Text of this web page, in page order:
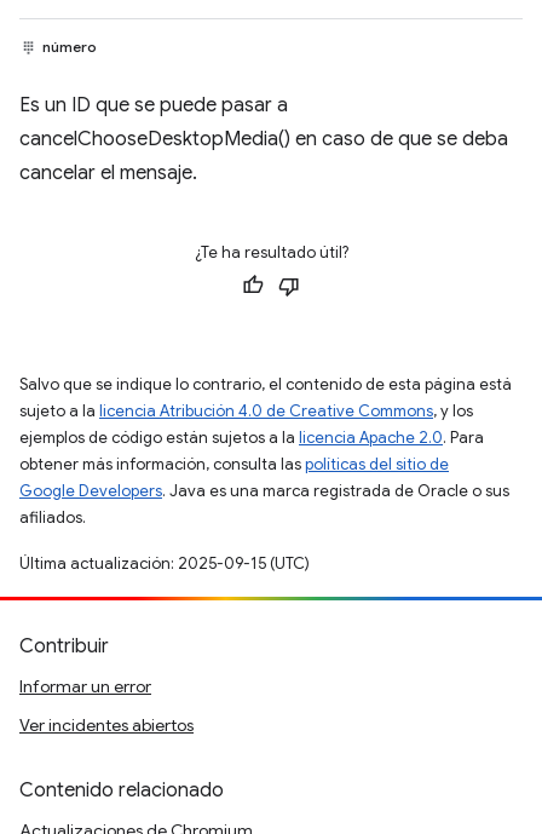
número
Es un ID que se puede pasar a
cancelChooseDesktopMedia() en caso de que se deba
cancelar el mensaje.
¿Te ha resultado útil?
Salvo que se indique lo contrario, el contenido de esta página está
sujeto a la licencia Atribución 4.0 de Creative Commons, y los
ejemplos de código están sujetos a la licencia Apache 2.0. Para
obtener más información, consulta laspolíticas del sitio de
Google Developers. Java es una marca registrada de Oracle o sus
afiliados.
Última actualización: 2025-09-15 (UTC)
Contribuir
Informar un error
Ver incidentes abiertos
Contenido relacionado